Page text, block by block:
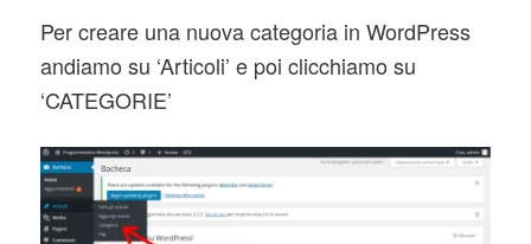
Per creare una nuova categoria in WordPress
andiamo su ‘Articoli’ e poi clicchiamo su
‘CATEGORIE’